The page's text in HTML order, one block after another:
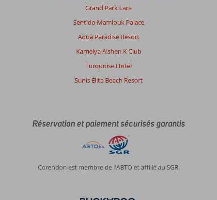
Grand Park Lara
Sentido Mamlouk Palace
Aqua Paradise Resort
Kamelya Aishen K Club
Turquoise Hotel
Sunis Elita Beach Resort
Réservation et paiement sécurisés garantis
Corendon est membre de l'ABTO et affilié au SGR.